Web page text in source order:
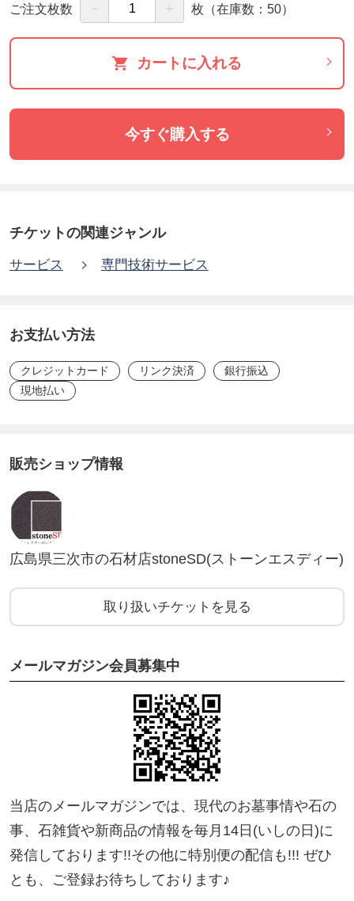
広島県北部(三次市・庄原市・安芸高田市)
島根県南部(邑南町・美郷町・飯南町)
※ご購入前にご確認ください‼‼※
霊園・墓苑にお墓がある方は、「指定石材店制」の
可能性がございます。その場合、当店が霊園・墓苑
にて作業はできませんので、管理事務所等で「指定
また、広い墓地（9㎡以上）や手入れのされていない
墓地、２基以上のお墓がある方は、別途割り増し料
へお問い合わせ】または、【公式LINE】からお願い
致します。
★「お墓のある場所」の情報が必要となります。
チケットのご購入前に、電話・メール・ショップへ
お問い合わせ・LINE公式アカウント(
GpVxvD
⇩
★頂いたお墓の情報をもとに現地の確認をして、
最終打ち合わせをします。
る、納骨する場所が小さくて入らないなど)が必要だ
判断した場合は別途修理の提案をさせていただ
★最終打ち合わせ完了後、ウェブチケットを購入
していただきます。
⇩
★ご入金の確認ができましたら、作業予定日のご
ご注文枚数 － ＋ 枚 （在庫数：50）
カートに入れる
今すぐ購入する
チケットの関連ジャンル
サービス 専門技術サービス
お支払い方法
クレジットカード リンク決済
銀行振込
現地払い
販売ショップ情報
広島県三次市の石材店stoneSD(ストーンエスディー)
取り扱いチケットを見る
メールマガジン会員募集中
当店のメールマガジンでは、現代のお墓事情や石の
事、石雑貨や新商品の情報を毎月14日(いしの日)に
発信しております!!その他に特別便の配信も!!! ぜひ
とも、ご登録お待ちしております♪